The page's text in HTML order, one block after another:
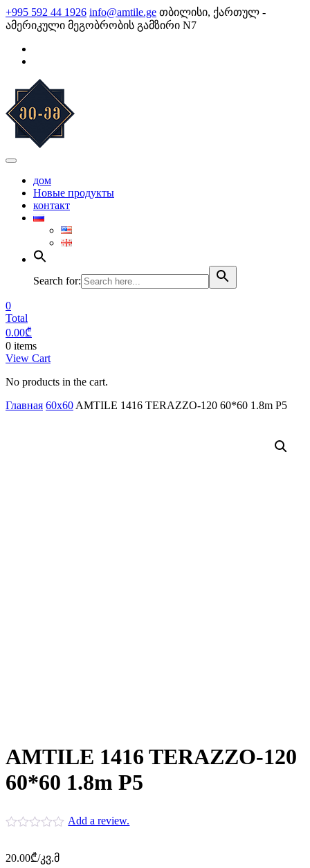
Skip
to
content
+995 592 44 1926 info@amtile.ge თბილისი, ქართულ -
ამერიკული მეგობრობის გამზირი N7
дом
Новые продукты
контакт
Search for:
0
Total
0.00₾
0 items
View Cart
No products in the cart.
Главная 60x60 AMTILE 1416 TERAZZO-120 60*60 1.8m P5
AMTILE 1416 TERAZZO-120
60*60 1.8m P5
Add a review.
20.00₾/კვ.მ